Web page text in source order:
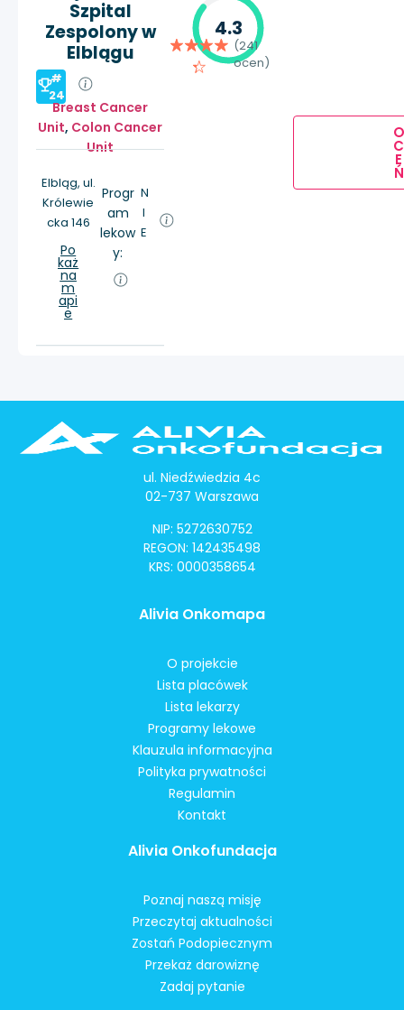
Szpital
Zespolony w
Elblągu
#
24
Breast Cancer
Unit, Colon Cancer
Unit
Elbląg, ul.
Królewie
cka 146
Po
każ
na
m
api
e
Progr
am
lekow
y:
N
I
E
4.3
(241
ocen)
O
C
E
Ń
ul. Niedźwiedzia 4c
02-737 Warszawa
NIP: 5272630752
REGON: 142435498
KRS: 0000358654
Alivia Onkomapa
O projekcie
Lista placówek
Lista lekarzy
Programy lekowe
Klauzula informacyjna
Polityka prywatności
Regulamin
Kontakt
Alivia Onkofundacja
Poznaj naszą misję
Przeczytaj aktualności
Zostań Podopiecznym
Przekaż darowiznę
Zadaj pytanie